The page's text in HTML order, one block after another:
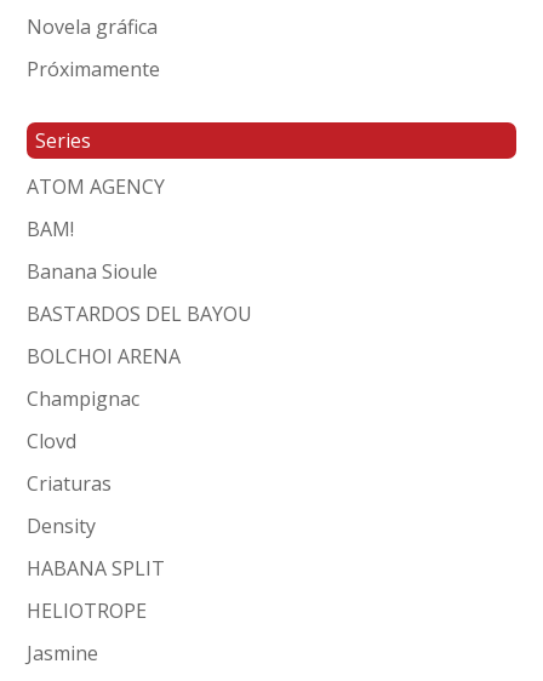
Novela gráfica
Próximamente
Series
ATOM AGENCY
BAM!
Banana Sioule
BASTARDOS DEL BAYOU
BOLCHOI ARENA
Champignac
Clovd
Criaturas
Density
HABANA SPLIT
HELIOTROPE
Jasmine